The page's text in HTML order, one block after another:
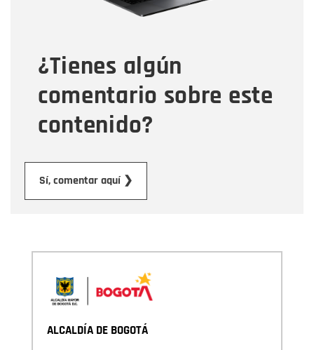
¿Tienes algún
comentario sobre este
contenido?
Sí, comentar aquí ❯
Tipo de comentario
Mensaje
ALCALDÍA DE BOGOTÁ